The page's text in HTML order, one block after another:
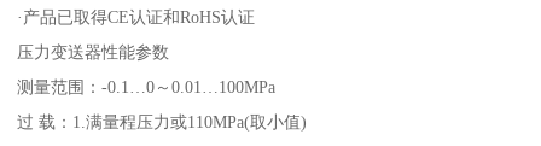
·产品已取得CE认证和RoHS认证
压力变送器性能参数
测量范围：-0.1…0～0.01…100MPa
过 载：1.满量程压力或110MPa(取小值)